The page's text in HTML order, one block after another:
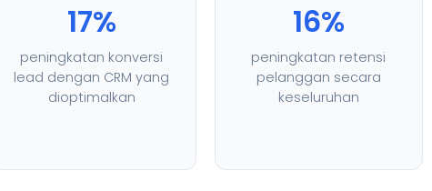
17%
peningkatan konversi
lead dengan CRM yang
dioptimalkan
16%
peningkatan retensi
pelanggan secara
keseluruhan